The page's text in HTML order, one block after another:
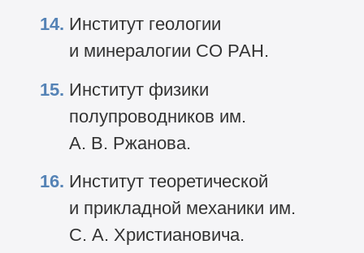
Институт геологии
и минералогии СО РАН.
Институт физики
полупроводников им.
А. В. Ржанова.
Институт теоретической
и прикладной механики им.
С. А. Христиановича.